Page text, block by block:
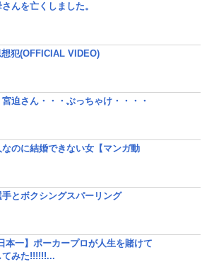
さんを亡くしました。
犯(OFFICIAL VIDEO)
宮迫さん・・・ぶっちゃけ・・・・
なのに結婚できない女【マンガ動
とボクシングスパーリング
本一】ポーカープロが人生を賭けて
てみた!!!!!!...